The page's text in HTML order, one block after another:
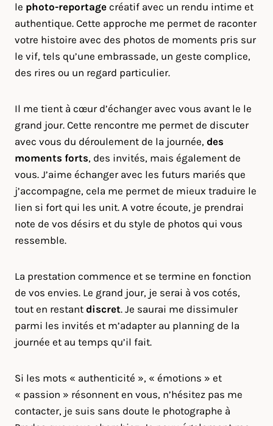
le photo-reportage créatif avec un rendu intime et
authentique. Cette approche me permet de raconter
votre histoire avec des photos de moments pris sur
le vif, tels qu’une embrassade, un geste complice,
des rires ou un regard particulier.
Il me tient à cœur d’échanger avec vous avant le le
grand jour. Cette rencontre me permet de discuter
avec vous du déroulement de la journée, des
moments forts, des invités, mais également de
vous. J’aime échanger avec les futurs mariés que
j’accompagne, cela me permet de mieux traduire le
lien si fort qui les unit. A votre écoute, je prendrai
note de vos désirs et du style de photos qui vous
ressemble.
La prestation commence et se termine en fonction
de vos envies. Le grand jour, je serai à vos cotés,
tout en restant discret. Je saurai me dissimuler
parmi les invités et m’adapter au planning de la
journée et au temps qu’il fait.
Si les mots « authenticité », « émotions » et
« passion » résonnent en vous, n’hésitez pas me
contacter, je suis sans doute le photographe à